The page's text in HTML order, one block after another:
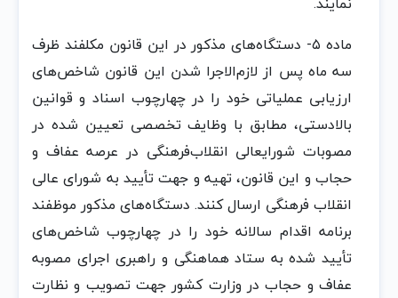
ماده‌ ۵- دستگاه‌های مذکور در این‌ قانون‌ مکلفند ظرف‌
سه‌ ماه‌ پس‌ از لازم‌‌الاجرا شدن‌ این‌ قانون‌ شاخص‌های
ارزیابی‌ عملیاتی‌ خود را در چهارچوب‌ اسناد و قوانین‌
بالادستی‌، مطابق‌ با وظایف‌ تخصصی‌ تعیین‌ شده‌ در
مصوبات‌ شورایعالی‌ انقلاب‌فرهنگی‌ در عرصه‌ عفاف‌ و
حجاب‌ و این‌ قانون‌، تهیه‌ و جهت‌ تأیید به‌ شورای عالی‌
انقلاب‌ فرهنگی‌ ارسال‌ کنند. دستگاه‌های مذکور موظفند
برنامه‌ اقدام‌ سالانه‌ خود را در چهارچوب‌ شاخص‌های
تأیید شده‌ به‌ ستاد هماهنگی‌ و راهبری اجرای مصوبه‌
عفاف‌ و حجاب‌ در وزارت‌ کشور جهت‌ تصویب‌ و نظارت‌